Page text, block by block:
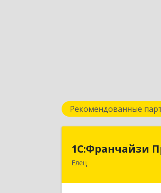
Рекомендованные
1С:Франчайзи
Елец